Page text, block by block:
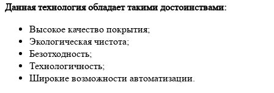
Данная технология обладает такими достоинствами:
Высокое качество покрытия;
Экологическая чистота;
Безотходность;
Технологичность;
Широкие возможности автоматизации.